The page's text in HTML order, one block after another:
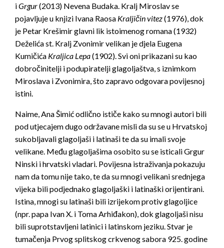
iGrgur(2013) Nevena Budaka. Kralj Miroslav se
pojavljuje u knjizi Ivana Raosa Kraljičin vitez(1976), dok
je Petar Krešimir glavni lik istoimenog romana (1932)
Deželića st. Kralj Zvonimir velikan je djela Eugena
Kumičića Kraljica Lepa(1902). Svi oni prikazani su kao
dobročinitelji i podupiratelji glagoljaštva, s iznimkom
Miroslava i Zvonimira, što zapravo odgovara povijesnoj
istini.
Naime, Ana Šimić odlično ističe kako su mnogi autori bili
pod utjecajem dugo održavane misli da su se u Hrvatskoj
sukobljavali glagoljaši i latinaši te da su imali svoje
velikane. Među glagoljašima osobito su se isticali Grgur
Ninski i hrvatski vladari. Povijesna istraživanja pokazuju
nam da tomu nije tako, te da su mnogi velikani srednjega
vijeka bili podjednako glagoljaški i latinaški orijentirani.
Istina, mnogi su latinaši bili izrijekom protiv glagoljice
(npr. papa Ivan X. i Toma Arhiđakon), dok glagoljaši nisu
bili suprotstavljeni latinici i latinskom jeziku. Stvar je
tumačenja Prvog splitskog crkvenog sabora 925. godine